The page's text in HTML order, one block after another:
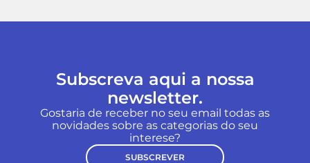
Subscreva aqui a nossa
newsletter.
Gostaria de receber no seu email todas as
novidades sobre as categorias do seu
interese?
SUBSCREVER